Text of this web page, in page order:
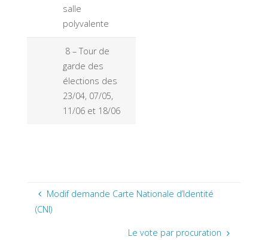
salle
polyvalente
8 – Tour de
garde des
élections des
23/04, 07/05,
11/06 et 18/06
Modif demande Carte Nationale d’Identité
(CNI)
Le vote par procuration